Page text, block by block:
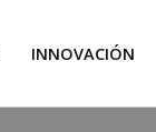
INNOVACIÓN